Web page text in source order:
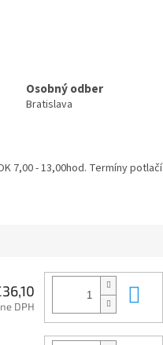
Osobný odber
Bratislava
7,00 - 13,00hod. Termíny potlačí
DPH